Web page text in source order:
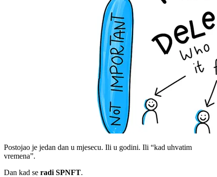
Postojao je jedan dan u mjesecu. Ili u godini. Ili “kad uhvatim
vremena”.
Dan kad se radi SPNFT.